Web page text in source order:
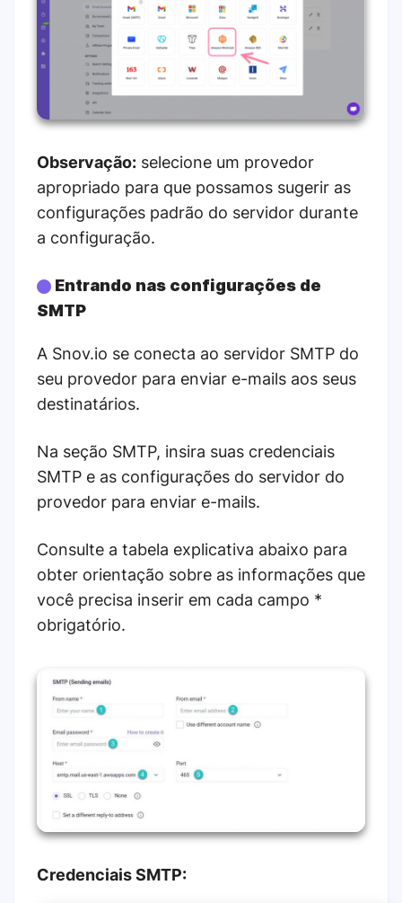
Observação: selecione um provedor
apropriado para que possamos sugerir as
configurações padrão do servidor durante
a configuração.
Entrando nas configurações de
SMTP
A Snov.io se conecta ao servidor SMTP do
seu provedor para enviar e-mails aos seus
destinatários.
Na seção SMTP, insira suas credenciais
SMTP e as configurações do servidor do
provedor para enviar e-mails.
Consulte a tabela explicativa abaixo para
obter orientação sobre as informações que
você precisa inserir em cada campo *
obrigatório.
Credenciais SMTP: